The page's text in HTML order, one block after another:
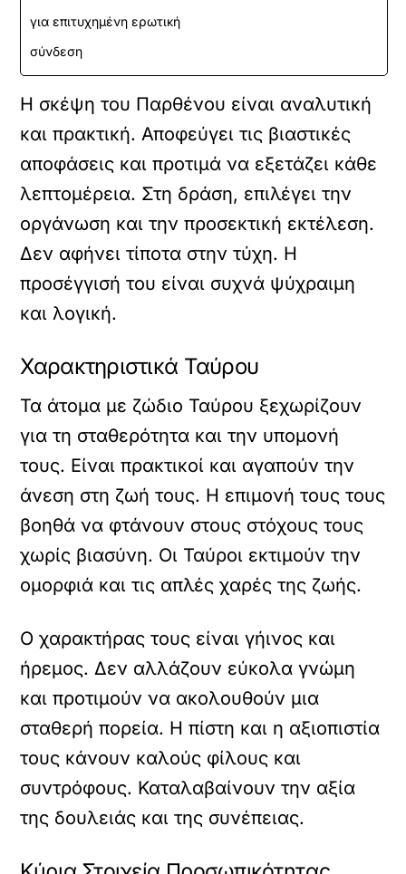
για επιτυχημένη ερωτική
σύνδεση
Η σκέψη του Παρθένου είναι αναλυτική
και πρακτική. Αποφεύγει τις βιαστικές
αποφάσεις και προτιμά να εξετάζει κάθε
λεπτομέρεια. Στη δράση, επιλέγει την
οργάνωση και την προσεκτική εκτέλεση.
Δεν αφήνει τίποτα στην τύχη. Η
προσέγγισή του είναι συχνά ψύχραιμη
και λογική.
Χαρακτηριστικά Ταύρου
Τα άτομα με ζώδιο Ταύρου ξεχωρίζουν
για τη σταθερότητα και την υπομονή
τους. Είναι πρακτικοί και αγαπούν την
άνεση στη ζωή τους. Η επιμονή τους τους
βοηθά να φτάνουν στους στόχους τους
χωρίς βιασύνη. Οι Ταύροι εκτιμούν την
ομορφιά και τις απλές χαρές της ζωής.
Ο χαρακτήρας τους είναι γήινος και
ήρεμος. Δεν αλλάζουν εύκολα γνώμη
και προτιμούν να ακολουθούν μια
σταθερή πορεία. Η πίστη και η αξιοπιστία
τους κάνουν καλούς φίλους και
συντρόφους. Καταλαβαίνουν την αξία
της δουλειάς και της συνέπειας.